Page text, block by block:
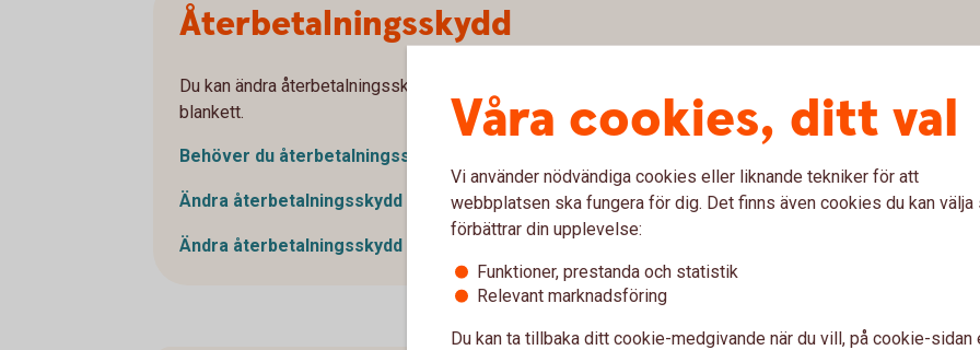
Återbetalningsskydd
Du kan ändra återbetalningsskydd genom att logga in hos din valcentral eller använda en
blankett.
Behöver du återbetalningsskydd?
Ändra återbetalningsskydd i GTP (omvalsblankettpensionsvalet.se)
Ändra återbetalningsskydd i KTP1 (omvalsblankett
Våra cookies, ditt val
Vi använder nödvändiga cookies eller liknande tekniker för att
webbplatsen ska fungera för dig. Det finns även cookies du kan välja
förbättrar din upplevelse:
Funktioner, prestanda och statistik
Relevant marknadsföring
Du kan ta tillbaka ditt cookie-medgivande när du vill, på cookie-sidan